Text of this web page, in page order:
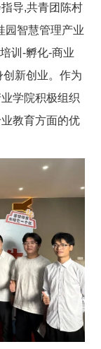
导,共青团陈村
园智慧管理产业
训-孵化-商业
创新创业。作为
学院积极组织
教育方面的优